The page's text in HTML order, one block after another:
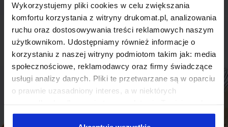
Wykorzystujemy pliki cookies w celu zwiększania
komfortu korzystania z witryny drukomat.pl, analizowania
ruchu oraz dostosowywania treści reklamowych naszym
użytkownikom. Udostępniamy również informacje o
korzystaniu z naszej witryny podmiotom takim jak: media
społecznościowe, reklamodawcy oraz firmy świadczące
usługi analizy danych. Pliki te przetwarzane są w oparciu
o prawnie uzasadniony interes, a w niektórych
Niektóre z plików cookies dostarczane i przetwarzane są
Skontaktuj się